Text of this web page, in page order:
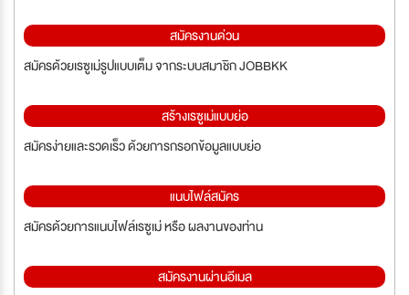
สมัครงานด่วน
สมัครด้วยเรซูเม่รูปแบบเต็ม จากระบบสมาชิก JOBBKK
สร้างเรซูเม่แบบย่อ
สมัครง่ายและรวดเร็ว ด้วยการกรอกข้อมูลแบบย่อ
แนบไฟล์สมัคร
สมัครด้วยการแนบไฟล์เรซูเม่ หรือ ผลงานของท่าน
สมัครงานผ่านอีเมล